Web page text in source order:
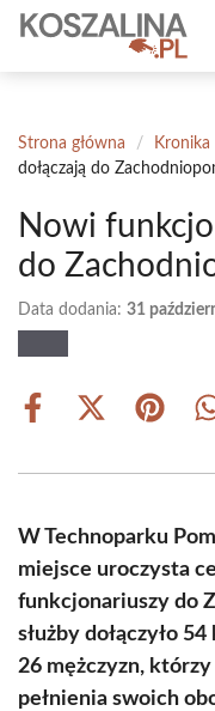
Przejdź
treści
Strona główna / Kronika
dołączają do
Nowi
do
Data dodania: 31
Share
Share
(Twitter)
Share
W Technoparku
miejsce uroczysta
funkcjonariuszy do
służby dołączyło
26 mężczyzn,
pełnienia swoich